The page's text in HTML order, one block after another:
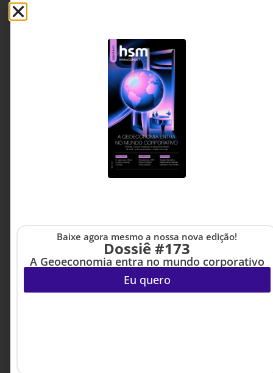
única visão.
Baixe agora mesmo a nossa nova edição!
Dossiê #173
A Geoeconomia entra no mundo corporativo
Eu quero